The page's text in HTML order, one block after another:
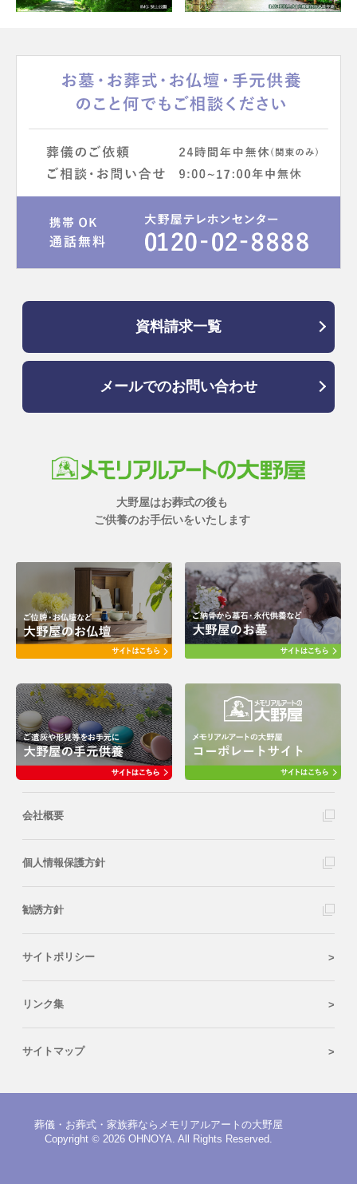
資料請求一覧
メールでのお問い合わせ
大野屋はお葬式の後も
ご供養のお手伝いをいたします
会社概要
個人情報保護方針
勧誘方針
サイトポリシー
リンク集
サイトマップ
葬儀・お葬式・家族葬ならメモリアルアートの大野屋
Copyright© 2026 OHNOYA. All Rights Reserved.